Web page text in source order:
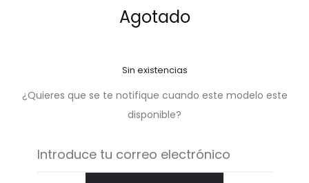
Agotado
Sin existencias
¿Quieres que se te notifique cuando este modelo este
disponible?